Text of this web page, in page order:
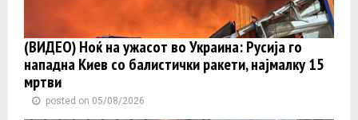
(ВИДЕО) Ноќ на ужасот во Украина: Русија го
нападна Киев со балистички ракети, најмалку 15
мртви
posted on 05/08/2026